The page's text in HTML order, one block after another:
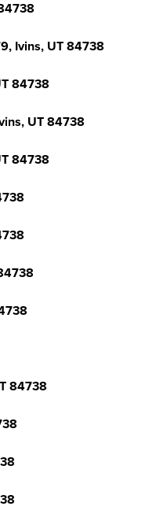
Ivins, UT 84738
84738
UT 84738
84738
84738